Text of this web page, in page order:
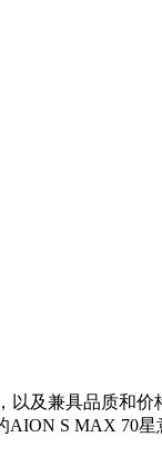
以及兼具品质和
S MAX 70星